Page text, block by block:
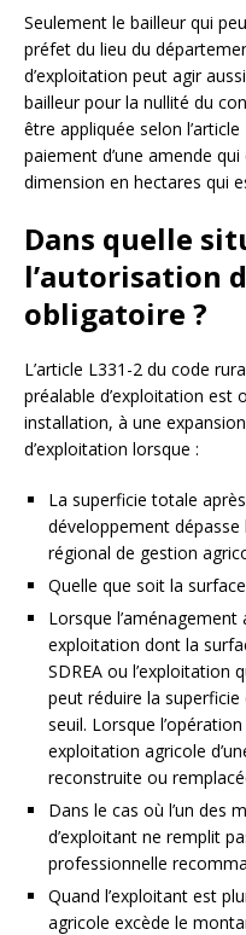
Seulement le bailleur qui
préfet du lieu du
d’exploitation peut agir
bailleur pour la nullité du
être appliquée selon
paiement d’une amende
dimension en hectares qui
Dans quelle
l’autorisation
obligatoire ?
L’article L331-2 du code
préalable d’exploitation est
installation, à une
d’exploitation lorsque :
La superficie totale
développement
régional de gestion
Quelle que soit la
Lorsque l’aménagement
exploitation dont la
SDREA ou l’exploitation
peut réduire la superficie
seuil. Lorsque
exploitation agricole
reconstruite ou
Dans le cas où l’un des
d’exploitant ne remplit
professionnelle
Quand l’exploitant est
agricole excède le